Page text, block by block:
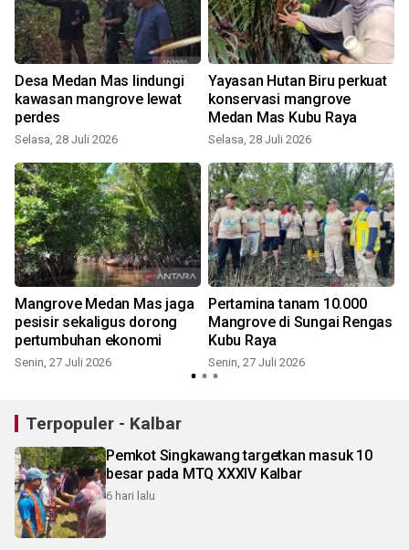
Desa Medan Mas lindungi
kawasan mangrove lewat
perdes
Selasa, 28 Juli 2026
Yayasan Hutan Biru perkuat
konservasi mangrove
Medan Mas Kubu Raya
Selasa, 28 Juli 2026
Mangrove Medan Mas jaga
pesisir sekaligus dorong
pertumbuhan ekonomi
Senin, 27 Juli 2026
Pertamina tanam 10.000
Mangrove di Sungai Rengas
Kubu Raya
Senin, 27 Juli 2026
Terpopuler - Kalbar
Pemkot Singkawang targetkan masuk 10
besar pada MTQ XXXIV Kalbar
6 hari lalu